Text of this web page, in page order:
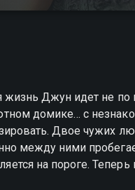
Джун идет не по
домике… с
Двое чужих
между ними
на пороге. Теперь
возникшие совсем